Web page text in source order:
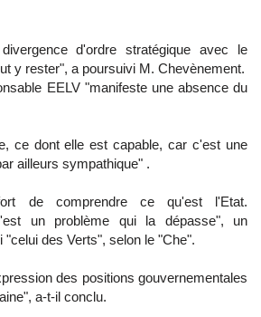
d'ordre stratégique avec le
y rester", a poursuivi M. Chevènement.
EELV "manifeste une absence du
ce dont elle est capable, car c'est une
ailleurs sympathique" .
de comprendre ce qu'est l'Etat.
un problème qui la dépasse", un
"celui des Verts", selon le "Che".
des positions gouvernementales
a-t-il conclu.